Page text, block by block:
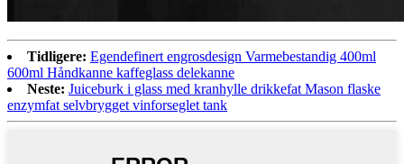
Tidligere: Egendefinert engrosdesign Varmebestandig 400ml
600ml Håndkanne kaffeglass delekanne
Neste: Juiceburk i glass med kranhylle drikkefat Mason flaske
enzymfat selvbrygget vinforseglet tank